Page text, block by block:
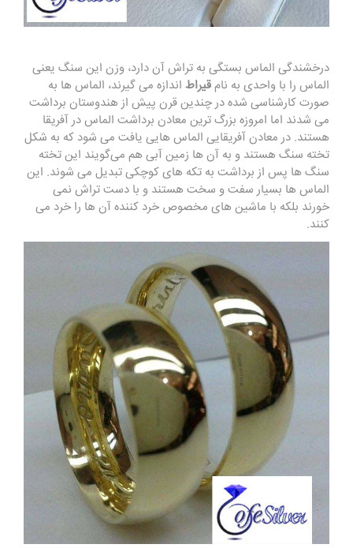
درخشندگی الماس بستگی به تراش آن دارد، وزن این سنگ یعنی
الماس را با واحدی به نامقیراط اندازه می گیرند، الماس ها به
صورت کارشناسی شده در چندین قرن پیش از هندوستان برداشت
می شدند اما امروزه بزرگ‌ ترین معادن برداشت الماس در آفریقا
هستند. در معادن آفریقایی الماس هایی یافت می شود که به شکل
تخته سنگ هستند و به آن ها زمین آبی هم می‌گویند این تخته
سنگ ها پس از برداشت به تکه های کوچکی تبدیل می شوند. این
الماس ها بسیار سفت و سخت هستند و با دست تراش نمی
خورند بلکه با ماشین های مخصوص خرد کننده آن ها را خرد می
کنند.